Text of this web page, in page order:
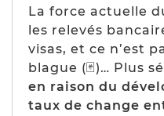
La force actuelle
les relevés
visas, et ce n’est
blague (🃏)… Plus
en raison du
taux de change